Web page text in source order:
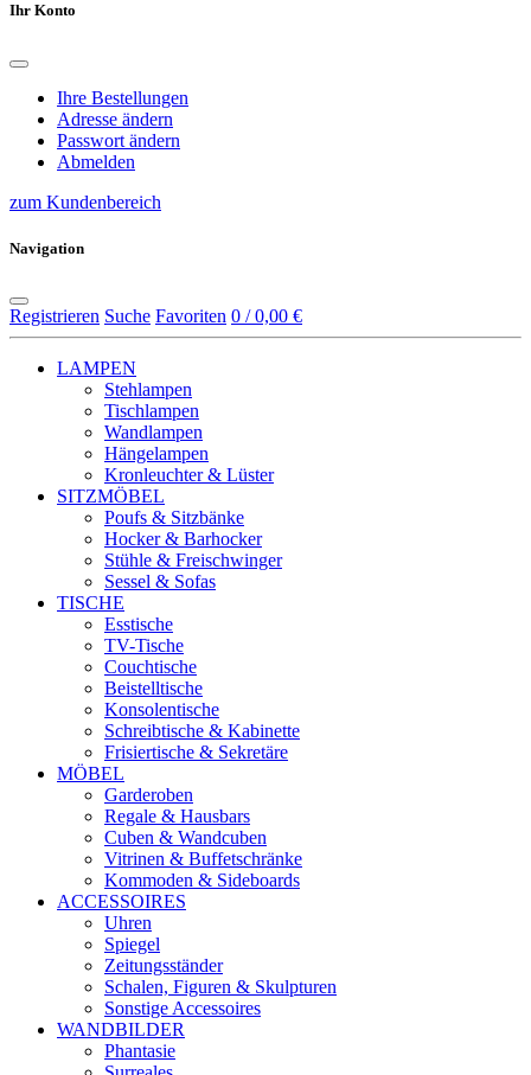
Ihr Konto
Ihre Bestellungen
Adresse ändern
Passwort ändern
Abmelden
zum Kundenbereich
Navigation
Registrieren Suche Favoriten 0 / 0,00 €
LAMPEN
Stehlampen
Tischlampen
Wandlampen
Hängelampen
Kronleuchter & Lüster
SITZMÖBEL
Poufs & Sitzbänke
Hocker & Barhocker
Stühle & Freischwinger
Sessel & Sofas
TISCHE
Esstische
TV-Tische
Couchtische
Beistelltische
Konsolentische
Schreibtische & Kabinette
Frisiertische & Sekretäre
MÖBEL
Garderoben
Regale & Hausbars
Cuben & Wandcuben
Vitrinen & Buffetschränke
Kommoden & Sideboards
ACCESSOIRES
Uhren
Spiegel
Zeitungsständer
Schalen, Figuren & Skulpturen
Sonstige Accessoires
WANDBILDER
Phantasie